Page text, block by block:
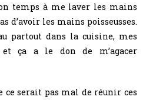
temps à me laver les mains
d’avoir les mains poisseusses.
partout dans la cuisine, mes
ça a le don de m’agacer
ce serait pas mal de réunir ces